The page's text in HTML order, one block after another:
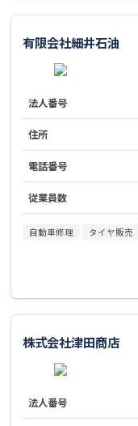
有限会社細井石油
法人番号
住所
電話番号
従業員数
自動車修理 タイヤ販売
株式会社津田商店
法人番号